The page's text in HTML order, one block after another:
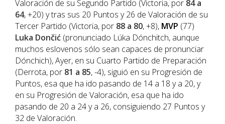
Valoración de su Segundo Partido (Victoria, por 84 a
64, +20) y tras sus 20 Puntos y 26 de Valoración de su
Tercer Partido (Victoria, por 88 a 80, +8), MVP (77)
Luka Dončić (pronunciado Lúka Dónchitch, aunque
muchos eslovenos sólo sean capaces de pronunciar
Dónchich), Ayer, en su Cuarto Partido de Preparación
(Derrota, por 81 a 85, -4), siguió en su Progresión de
Puntos, esa que ha ido pasando de 14 a 18 y a 20, y
en su Progresión de Valoración, esa que ha ido
pasando de 20 a 24 y a 26, consiguiendo 27 Puntos y
32 de Valoración.